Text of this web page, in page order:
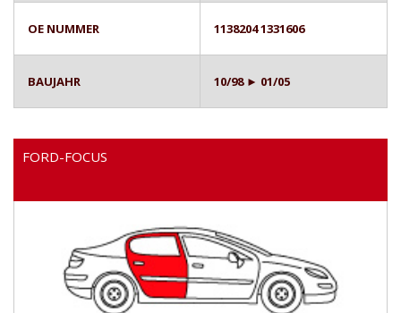
OE NUMMER 1138204 1331606
BAUJAHR 10/98 ► 01/05
FORD-FOCUS